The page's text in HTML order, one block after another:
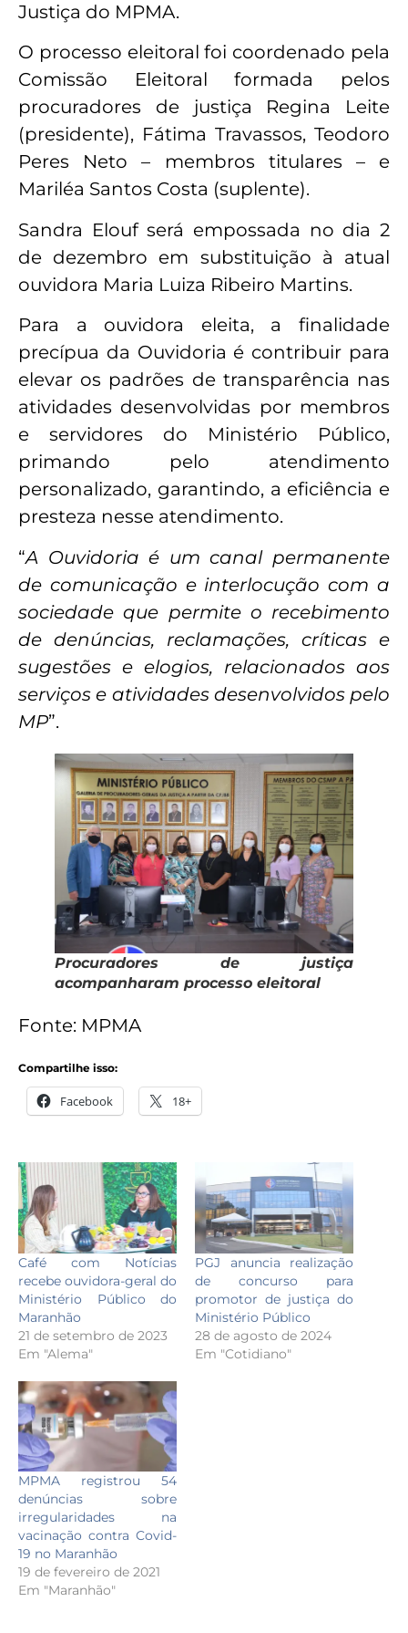
Justiça do MPMA.
O processo eleitoral foi coordenado pela
Comissão Eleitoral formada pelos
procuradores de justiça Regina Leite
(presidente), Fátima Travassos, Teodoro
Peres Neto – membros titulares – e
Mariléa Santos Costa (suplente).
Sandra Elouf será empossada no dia 2
de dezembro em substituição à atual
ouvidora Maria Luiza Ribeiro Martins.
Para a ouvidora eleita, a finalidade
precípua da Ouvidoria é contribuir para
elevar os padrões de transparência nas
atividades desenvolvidas por membros
e servidores do Ministério Público,
primando pelo atendimento
personalizado, garantindo, a eficiência e
presteza nesse atendimento.
“A Ouvidoria é um canal permanente
de comunicação e interlocução com a
sociedade que permite o recebimento
de denúncias, reclamações, críticas e
sugestões e elogios, relacionados aos
serviços e atividades desenvolvidos pelo
MP”.
Procuradores de justiça
acompanharam processo eleitoral
Fonte: MPMA
Compartilhe isso:
Facebook 18+
Café com Notícias
recebe ouvidora-geral do
Ministério Público do
Maranhão
21 de setembro de 2023
Em "Alema"
PGJ anuncia realização
de concurso para
promotor de justiça do
Ministério Público
28 de agosto de 2024
Em "Cotidiano"
MPMA registrou 54
denúncias sobre
irregularidades na
vacinação contra Covid-
19 no Maranhão
19 de fevereiro de 2021
Em "Maranhão"